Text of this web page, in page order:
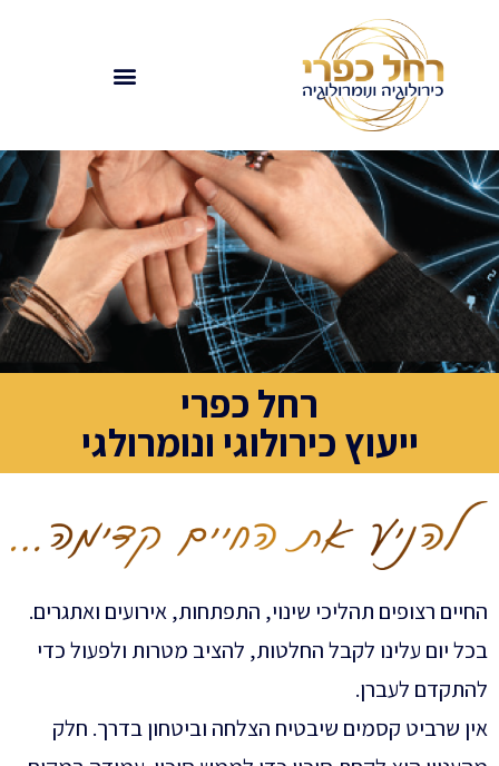
רחל כפרי
ייעוץ כירולוגי ונומרולגי
החיים רצופים תהליכי שינוי, התפתחות, אירועים ואתגרים.
בכל יום עלינו לקבל החלטות, להציב מטרות ולפעול כדי
להתקדם לעברן.
אין שרביט קסמים שיבטיח הצלחה וביטחון בדרך. חלק